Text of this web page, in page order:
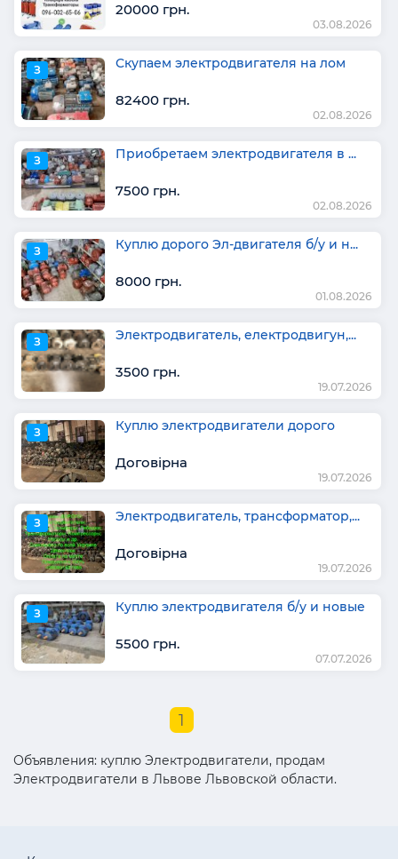
20000 грн.
03.08.2026
З Скупаем электродвигателя на лом
82400 грн.
02.08.2026
З Приобретаем электродвигателя в ...
7500 грн.
02.08.2026
З Куплю дорого Эл-двигателя б/у и н...
8000 грн.
01.08.2026
З Электродвигатель, електродвигун,...
3500 грн.
19.07.2026
З Куплю электродвигатели дорого
Договірна
19.07.2026
З Электродвигатель, трансформатор,...
Договірна
19.07.2026
З Куплю электродвигателя б/у и новые
5500 грн.
07.07.2026
1
Объявления: куплю Электродвигатели, продам
Электродвигатели в Львове Львовской области.